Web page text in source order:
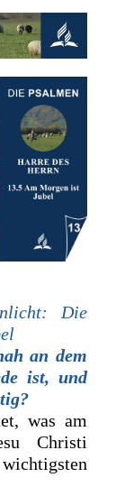
Die
an dem
ist, und
was am
Christi